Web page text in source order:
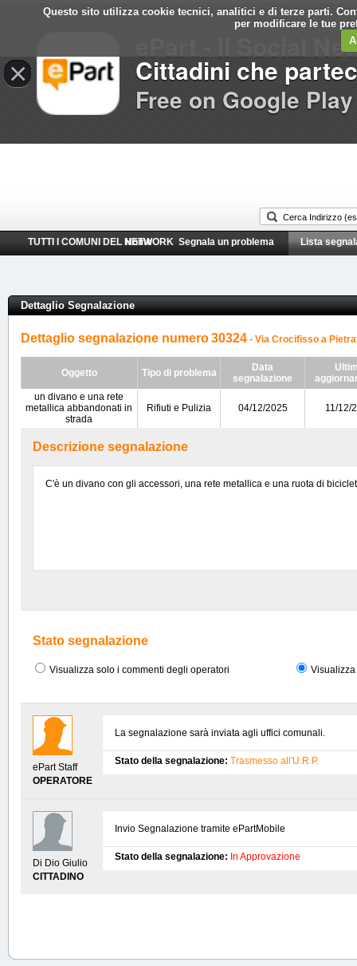
Questo sito utilizza cookie tecnici, analitici e di terze parti.
per modificare le tue
TUTTI I COMUNI DEL NETWORK
Home Segnala un problema Lista
Dettaglio Segnalazione
Dettaglio segnalazione numero30324 - Via Crocifisso a
Oggetto Tipo di problema
Data
segnalazione
un divano e una rete
metallica abbandonati in
strada
Rifiuti e Pulizia 04/12/2025 11/12/
Descrizione segnalazione
C'è un divano con gli accessori, una rete metallica e una ruota di
Stato segnalazione
Visualizza solo i commenti degli operatori Visualizza
ePart Staff
OPERATORE
La segnalazione sarà inviata agli uffici comunali.
Stato della segnalazione: Trasmesso all'U.R.P.
Di Dio Giulio
CITTADINO
Invio Segnalazione tramite ePartMobile
Stato della segnalazione: In Approvazione
×
ePart - Il Social
Cittadini che
Free on Google Play